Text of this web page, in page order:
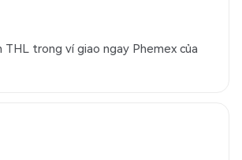
trong ví giao ngay Phemex của